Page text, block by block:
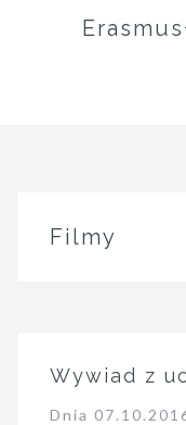
Filmy
Wywiad z
Dnia